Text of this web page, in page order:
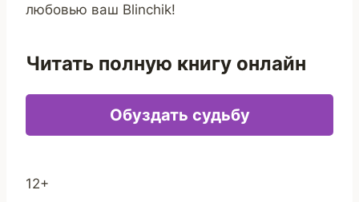
любовью ваш Blinchik!
Читать полную книгу онлайн
Обуздать судьбу
12+